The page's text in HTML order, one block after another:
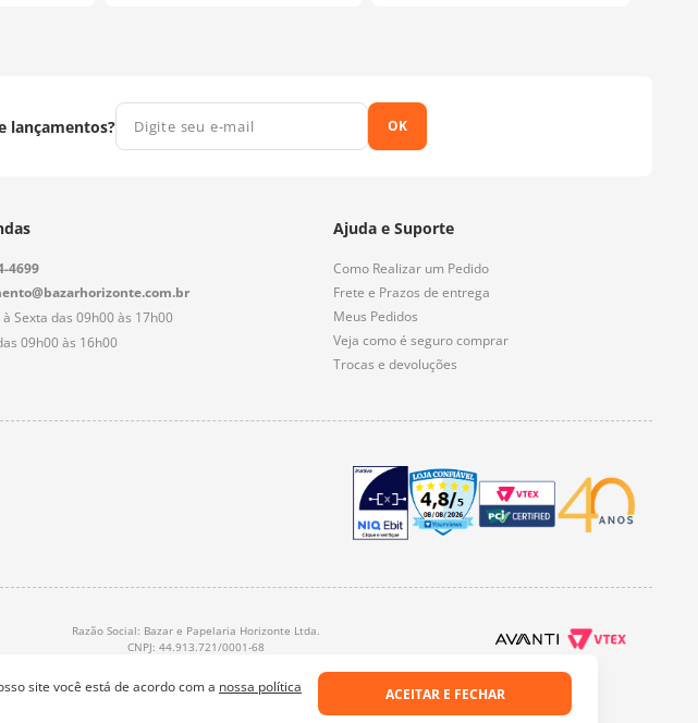
site você está de acordo com a nossa política ACEITAR E FECHAR
lançamentos? OK
4699
Sexta das 09h00 às 17h00
09h00 às 16h00
Ajuda e Suporte
Como Realizar um Pedido
Frete e Prazos de entrega
Meus Pedidos
Veja como é seguro comprar
Trocas e devoluções
Razão Social: Bazar e Papelaria Horizonte Ltda.
CNPJ: 44.913.721/0001-68